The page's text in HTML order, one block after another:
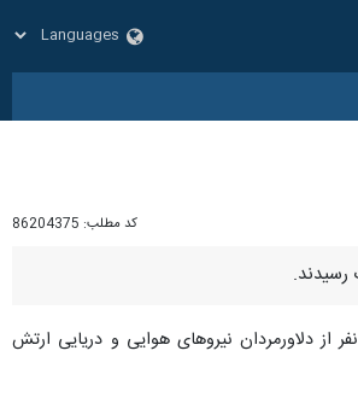
کد مطلب: 86204375
از ارتش، به دنبال تجاوز جنایتکارانه ارتش تروریستی آمریکا به مناطقی از جنوب ایران در بامداد امروز چهارشنبه ۱۷ تیرماه، ۸ نفر از دلاورمردان نیروهای هوایی و دریایی ارتش